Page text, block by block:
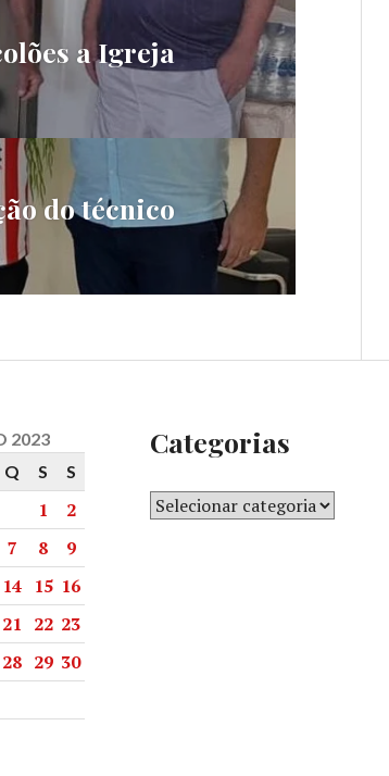
a Igreja
do técnico
2023
Q S S
1
2
7 8
9
14 15 16
21 22 23
28 29 30
Categorias